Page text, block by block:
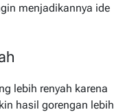
menjadikannya ide
lebih renyah karena
hasil gorengan lebih